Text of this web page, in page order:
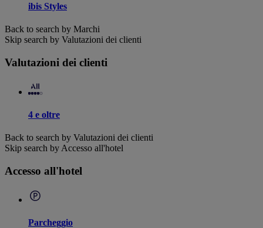
ibis Styles
Back to search by Marchi
Skip search by Valutazioni dei clienti
Valutazioni dei clienti
4 e oltre
Back to search by Valutazioni dei clienti
Skip search by Accesso all'hotel
Accesso all'hotel
Parcheggio